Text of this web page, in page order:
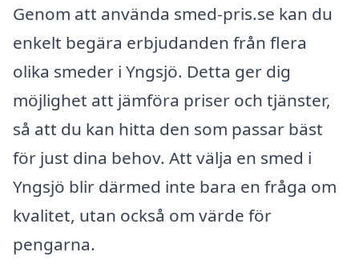
Genom att använda smed-pris.se kan du
enkelt begära erbjudanden från flera
olika smeder i Yngsjö. Detta ger dig
möjlighet att jämföra priser och tjänster,
så att du kan hitta den som passar bäst
för just dina behov. Att välja en smed i
Yngsjö blir därmed inte bara en fråga om
kvalitet, utan också om värde för
pengarna.